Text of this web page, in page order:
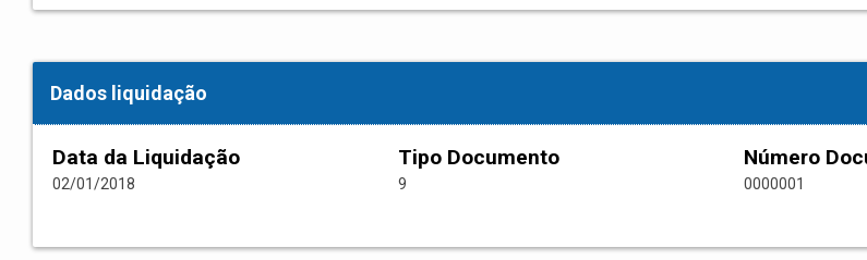
Dados liquidação
Data da Liquidação
02/01/2018
Tipo Documento
9
Número
0000001